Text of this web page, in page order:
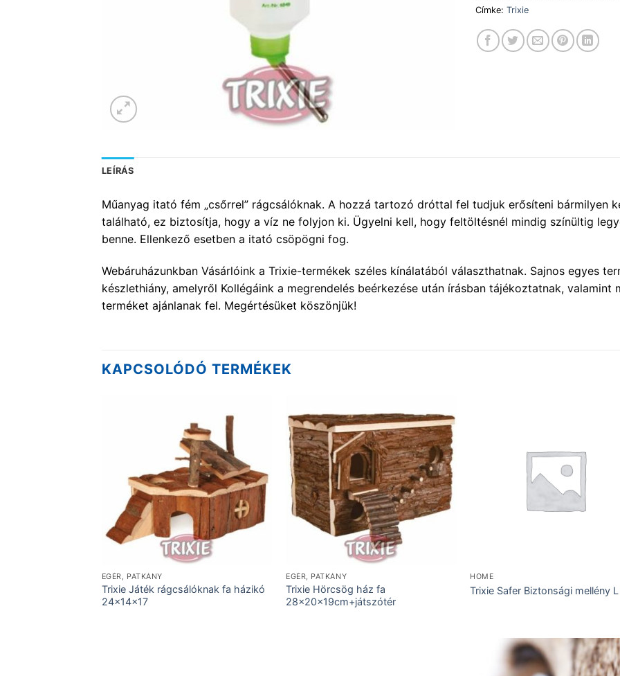
Címke: Trixie
LEÍRÁS
Műanyag itató fém „csőrrel” rágcsálóknak. A hozzá tartozó dróttal fel tudjuk erősíteni bármilyen
található, ez biztosítja, hogy a víz ne folyjon ki. Ügyelni kell, hogy feltöltésnél mindig színültig
benne. Ellenkező esetben a itató csöpögni fog.
Webáruházunkban Vásárlóink a Trixie-termékek széles kínálatából választhatnak. Sajnos egyes
készlethiány, amelyről Kollégáink a megrendelés beérkezése után írásban tájékoztatnak, valamint
terméket ajánlanak fel. Megértésüket köszönjük!
KAPCSOLÓDÓ TERMÉKEK
EGÉR, PATKÁNY
Trixie Játék rágcsálóknak fa házikó
24x14x17
EGÉR, PATKÁNY
Trixie Hörcsög ház fa
28x20x19cm+játszótér
HOME
Trixie Safer Biztonsági mellény L